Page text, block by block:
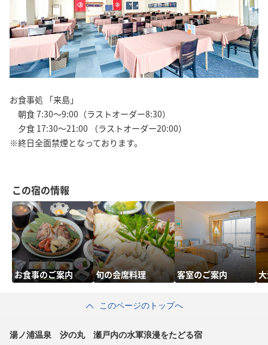
お食事処 「来島」
朝食 7:30～9:00（ラストオーダー8:30）
夕食 17:30～21:00 （ラストオーダー20:00）
※終日全面禁煙となっております。
この宿の情報
お食事のご案内 旬の会席料理 客室のご案内
このページのトップへ
湯ノ浦温泉 汐の丸 瀬戸内の水軍浪漫をたどる宿